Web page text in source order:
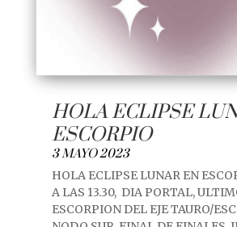
HOLA ECLIPSE
ESCORPIO
3 MAYO 2023
HOLA ECLIPSE LUNAR EN
A LAS 13.30, DIA PORTAL,
ESCORPION DEL EJE TAURO/